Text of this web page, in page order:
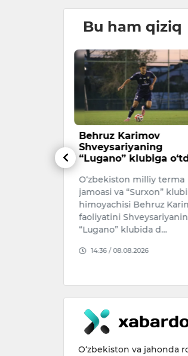
Bu ham qiziq
Behruz Karimov
Shveysariyaning
“Lugano” klubiga
O‘zbekiston milliy terma
jamoasi va “Surxon” klubi
himoyachisi Behruz
faoliyatini
“Lugano” klubida d…
14:36 / 08.08.2026
O‘zbekiston va jahonda